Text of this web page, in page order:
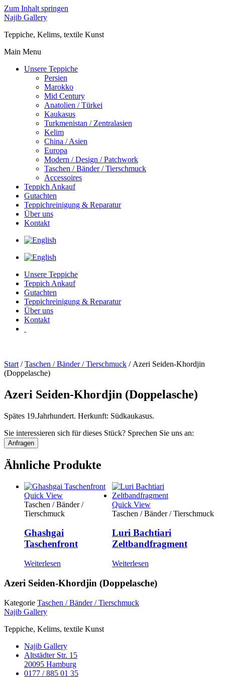
Zum Inhalt springen
Najib Gallery
Teppiche, Kelims, textile Kunst
Main Menu
Unsere Teppiche
Persien
Marokko
Mid Century
Anatolien / Türkei
Kaukasus
Turkmenistan / Zentralasien
Kelim
China / Asien
Europa
Modern / Design / Patchwork
Taschen / Bänder / Tierschmuck
Accessoires
Teppich Ankauf
Gutachten
Teppichreinigung & Reparatur
Über uns
Kontakt
Unsere Teppiche
Teppich Ankauf
Gutachten
Teppichreinigung & Reparatur
Über uns
Kontakt
Start /Taschen / Bänder / Tierschmuck / Azeri Seiden-Khordjin
(Doppelasche)
Azeri Seiden-Khordjin (Doppelasche)
Spätes 19.Jahrhundert. Herkunft: Südkaukasus.
Sie interessieren sich für dieses Stück? Sprechen Sie uns an:
Anfragen
Ähnliche Produkte
Quick View
Taschen / Bänder /
Tierschmuck
Ghashgai
Taschenfront
Weiterlesen
Quick View
Taschen / Bänder / Tierschmuck
Luri Bachtiari
Zeltbandfragment
Weiterlesen
Azeri Seiden-Khordjin (Doppelasche)
Kategorie Taschen / Bänder / Tierschmuck
Najib Gallery
Teppiche, Kelims, textile Kunst
Najib Gallery
Altstädter Str. 15
20095 Hamburg
0177 / 885 01 35